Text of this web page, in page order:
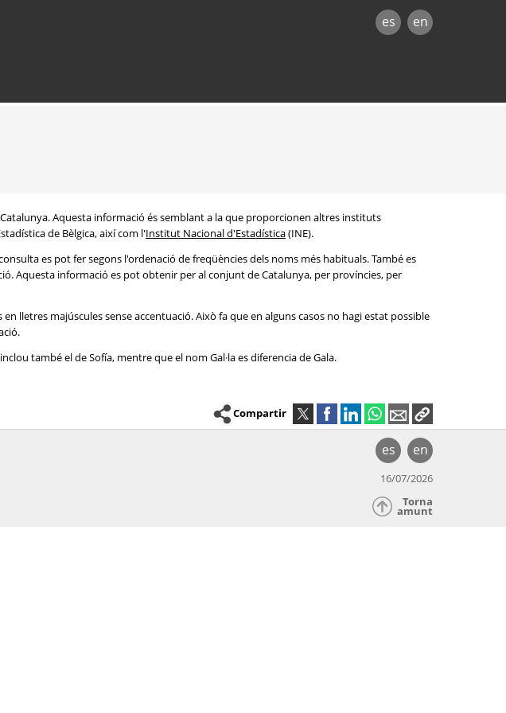
es en
Aquesta informació és semblant a la que proporcionen altres instituts
de Bèlgica, així com l'Institut Nacional d'Estadística(INE).
es pot fer segons l'ordenació de freqüències dels noms més habituals. També es
Aquesta informació es pot obtenir per al conjunt de Catalunya, per províncies, per
lletres majúscules sense accentuació. Això fa que en alguns casos no hagi estat possible
també el de Sofía, mentre que el nom Gal·la es diferencia de Gala.
Compartir
es en
16/07/2026
Torna
amunt